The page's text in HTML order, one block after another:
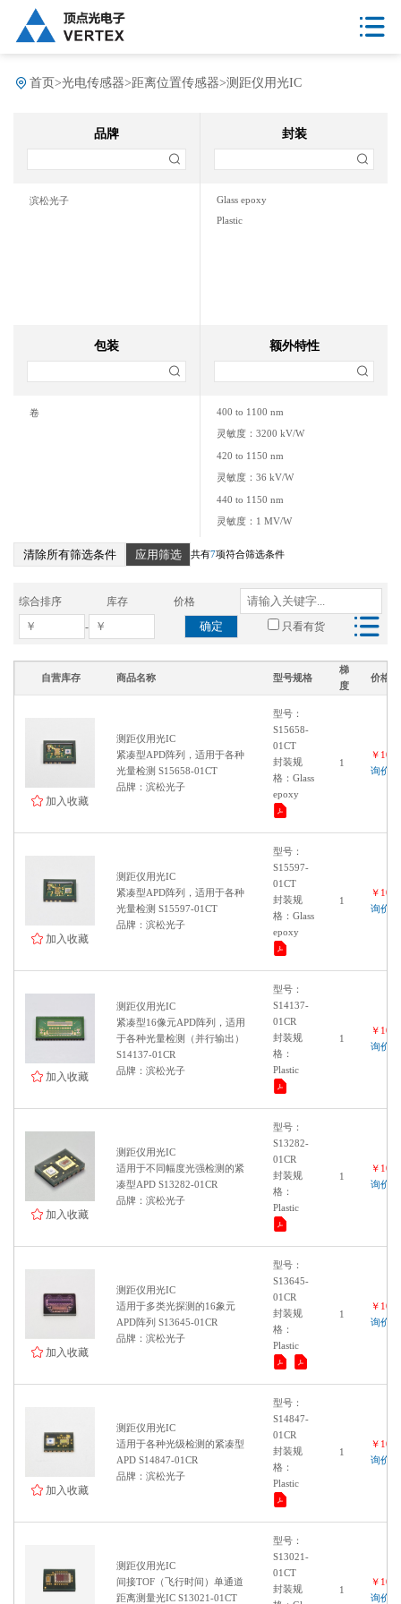
首页 >光电传感器>距离位置传感器>测距仪用光IC
品牌
滨松光子
封装
Glass epoxy
Plastic
包装
卷
额外特性
400 to 1100 nm
灵敏度：3200 kV/W
420 to 1150 nm
灵敏度：36 kV/W
440 to 1150 nm
灵敏度：1 MV/W
440 to 1000 nm
清除所有筛选条件 应用筛选 共有7项符合筛选条件
综合排序 库存 价格
- 确定 只看有货
自营库存 商品名称 型号规格
梯
度
价格
加入收藏
测距仪用光IC
紧凑型APD阵列，适用于各种
光量检测 S15658-01CT
品牌：滨松光子
型号：
S15658-
01CT
封装规
格：Glass
epoxy
1
￥
询价
加入收藏
测距仪用光IC
紧凑型APD阵列，适用于各种
光量检测 S15597-01CT
品牌：滨松光子
型号：
S15597-
01CT
封装规
格：Glass
epoxy
1
￥
询价
加入收藏
测距仪用光IC
紧凑型16像元APD阵列，适用
于各种光量检测（并行输出）
S14137-01CR
品牌：滨松光子
型号：
S14137-
01CR
封装规
格：
Plastic
1
￥
询价
加入收藏
测距仪用光IC
适用于不同幅度光强检测的紧
凑型APD S13282-01CR
品牌：滨松光子
型号：
S13282-
01CR
封装规
格：
Plastic
1
￥
询价
加入收藏
测距仪用光IC
适用于多类光探测的16象元
APD阵列 S13645-01CR
品牌：滨松光子
型号：
S13645-
01CR
封装规
格：
Plastic
1
￥
询价
加入收藏
测距仪用光IC
适用于各种光级检测的紧凑型
APD S14847-01CR
品牌：滨松光子
型号：
S14847-
01CR
封装规
格：
Plastic
1
￥
询价
测距仪用光IC
间接TOF（飞行时间）单通道
距离测量光IC S13021-01CT
型号：
S13021-
01CT
封装规
1
￥
询价